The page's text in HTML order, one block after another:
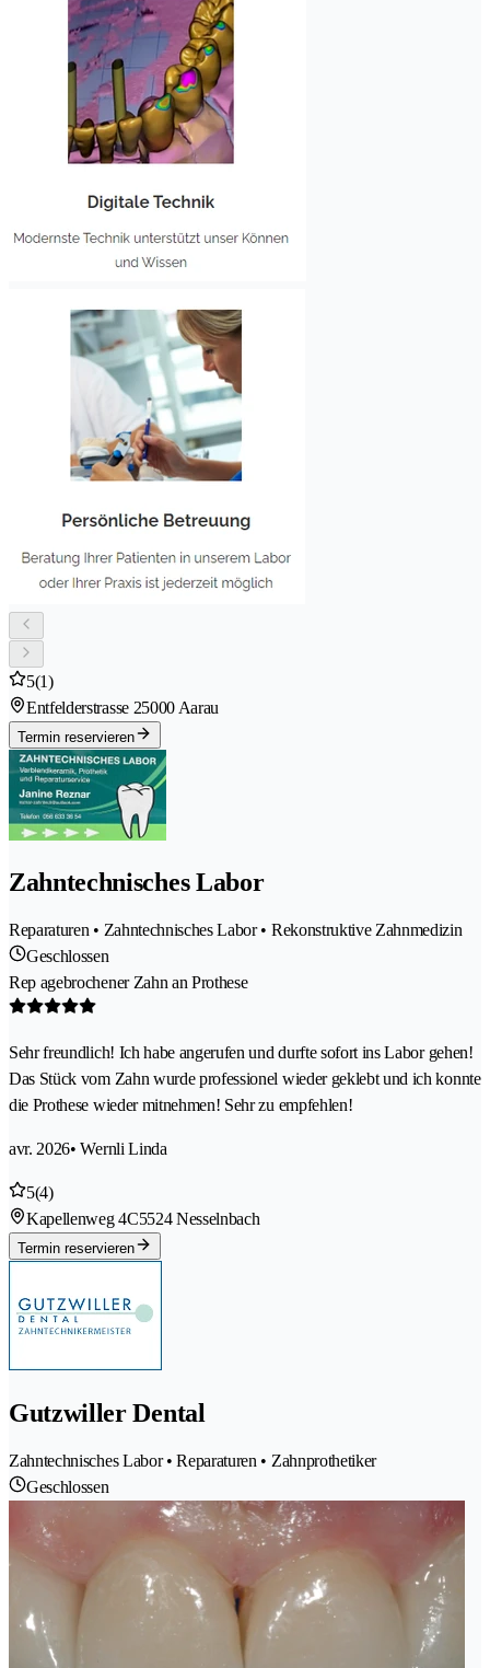
5(1)
Entfelderstrasse 25000 Aarau
Termin reservieren
Zahntechnisches Labor
Reparaturen • Zahntechnisches Labor • Rekonstruktive Zahnmedizin
Geschlossen
Rep agebrochener Zahn an Prothese
Sehr freundlich! Ich habe angerufen und durfte sofort ins Labor gehen!
Das Stück vom Zahn wurde professionel wieder geklebt und ich konnte
die Prothese wieder mitnehmen! Sehr zu empfehlen!
avr. 2026• Wernli Linda
5(4)
Kapellenweg 4C5524 Nesselnbach
Termin reservieren
Gutzwiller Dental
Zahntechnisches Labor • Reparaturen • Zahnprothetiker
Geschlossen